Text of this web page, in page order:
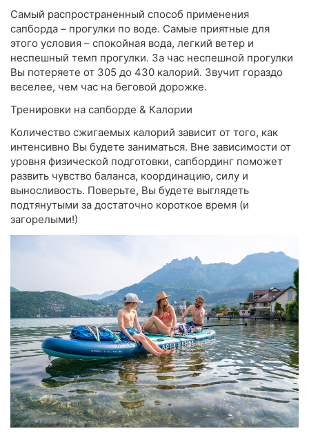
Самый распространенный способ применения
сапборда – прогулки по воде. Самые приятные для
этого условия – спокойная вода, легкий ветер и
неспешный темп прогулки. За час неспешной прогулки
Вы потеряете от 305 до 430 калорий. Звучит гораздо
веселее, чем час на беговой дорожке.
Тренировки на сапборде & Калории
Количество сжигаемых калорий зависит от того, как
интенсивно Вы будете заниматься. Вне зависимости от
уровня физической подготовки, сапбординг поможет
развить чувство баланса, координацию, силу и
выносливость. Поверьте, Вы будете выглядеть
подтянутыми за достаточно короткое время (и
загорелыми!)